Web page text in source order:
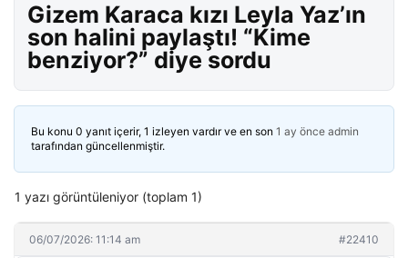
Gizem Karaca kızı Leyla Yaz’ın
son halini paylaştı! “Kime
benziyor?” diye sordu
Bu konu 0 yanıt içerir, 1 izleyen vardır ve en son 1 ay önce admin
tarafından güncellenmiştir.
1 yazı görüntüleniyor (toplam 1)
06/07/2026: 11:14 am #22410